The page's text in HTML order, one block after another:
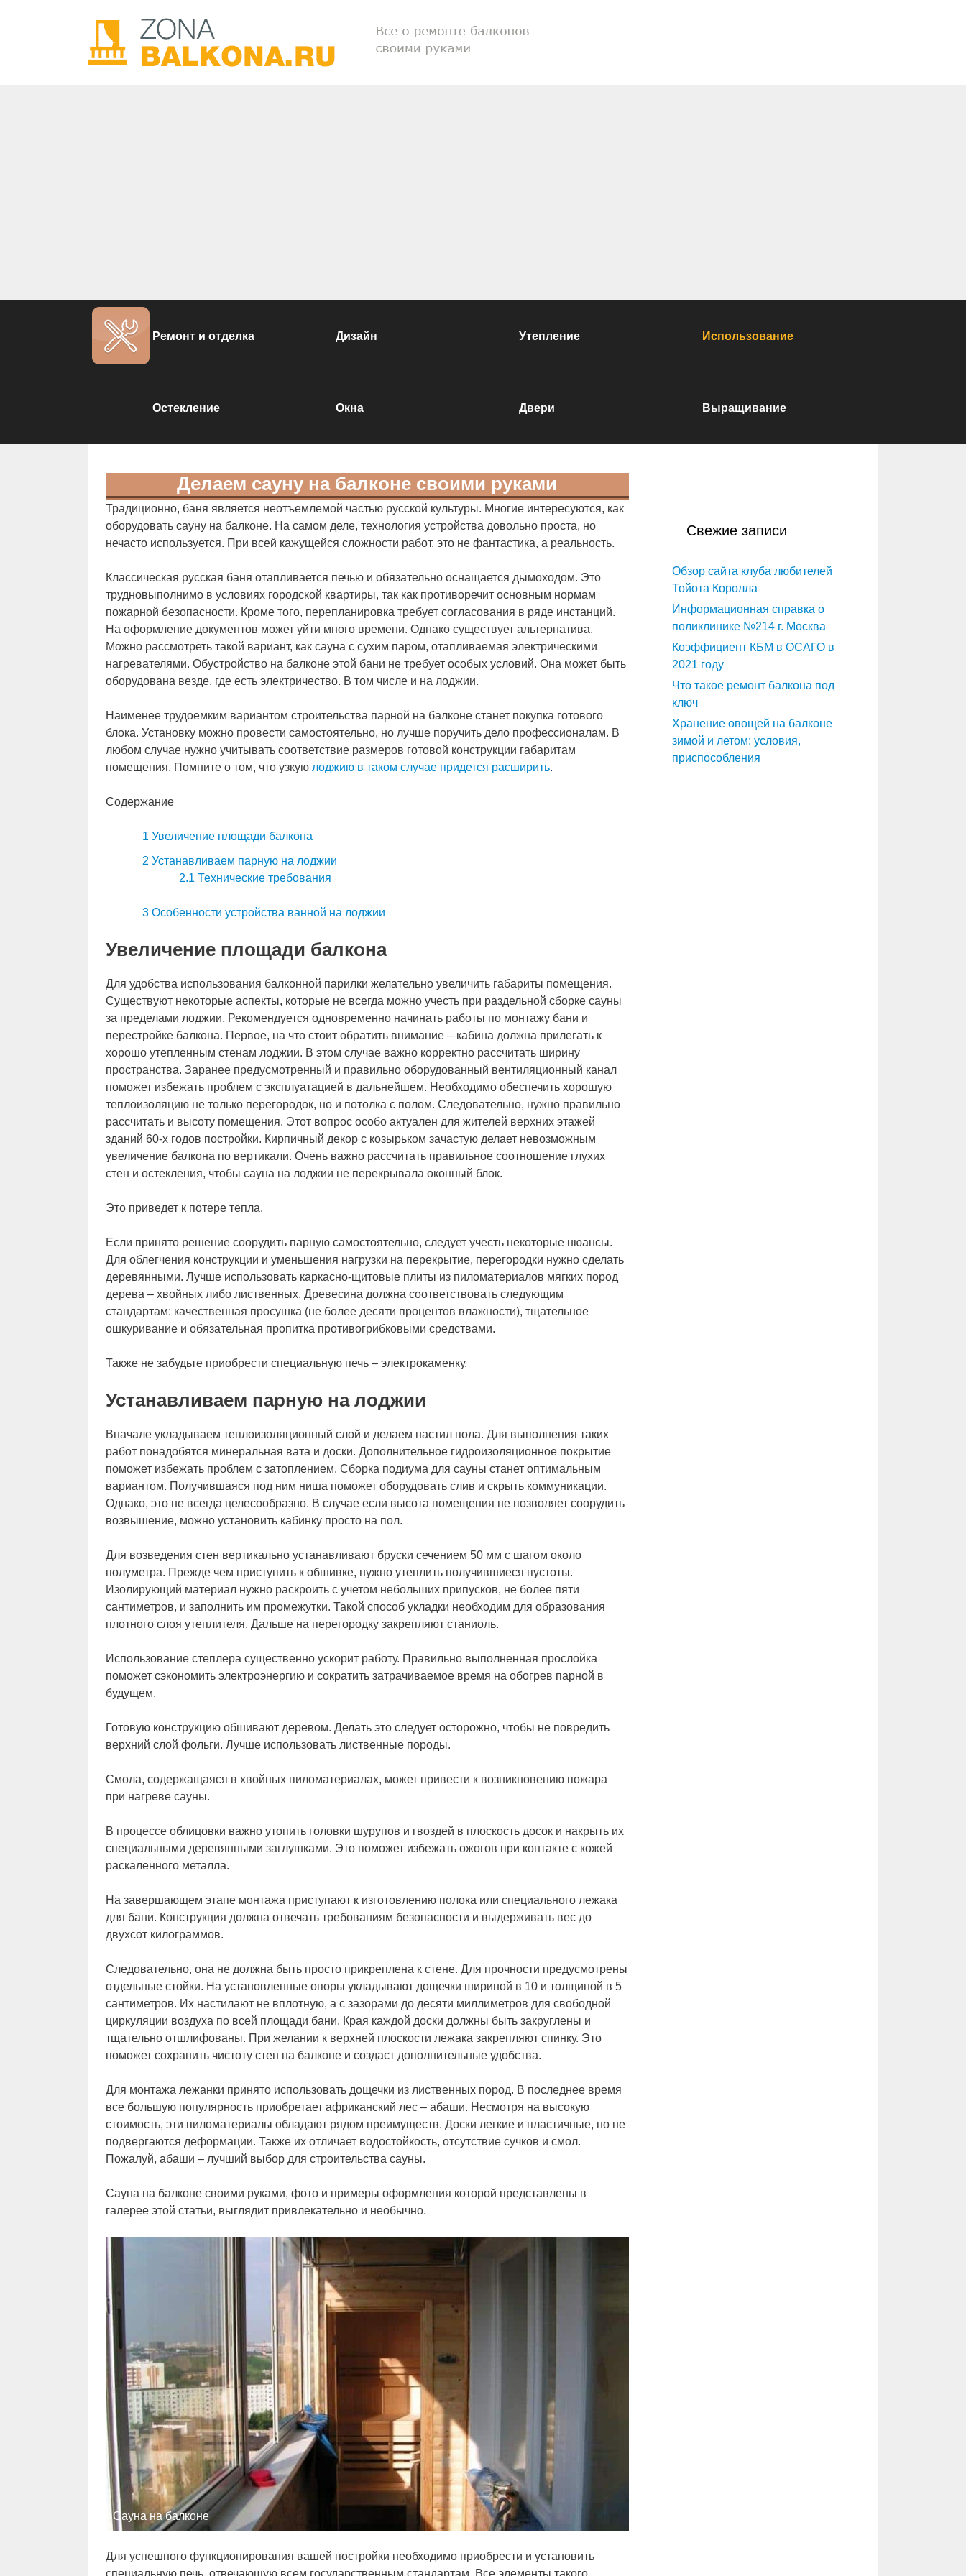
Перейти к контенту
Ремонт и отделка Дизайн Утепление Использование
Остекление Окна Двери Выращивание
Делаем сауну на балконе своими руками
Традиционно, баня является неотъемлемой частью русской культуры. Многие интересуются, как
оборудовать сауну на балконе. На самом деле, технология устройства довольно проста, но
нечасто используется. При всей кажущейся сложности работ, это не фантастика, а реальность.
Классическая русская баня отапливается печью и обязательно оснащается дымоходом. Это
трудновыполнимо в условиях городской квартиры, так как противоречит основным нормам
пожарной безопасности. Кроме того, перепланировка требует согласования в ряде инстанций.
На оформление документов может уйти много времени. Однако существует альтернатива.
Можно рассмотреть такой вариант, как сауна с сухим паром, отапливаемая электрическими
нагревателями. Обустройство на балконе этой бани не требует особых условий. Она может быть
оборудована везде, где есть электричество. В том числе и на лоджии.
Наименее трудоемким вариантом строительства парной на балконе станет покупка готового
блока. Установку можно провести самостоятельно, но лучше поручить дело профессионалам. В
любом случае нужно учитывать соответствие размеров готовой конструкции габаритам
помещения. Помните о том, что узкую лоджию в таком случае придется расширить.
Содержание
1 Увеличение площади балкона
2 Устанавливаем парную на лоджии
2.1 Технические требования
3 Особенности устройства ванной на лоджии
Увеличение площади балкона
Для удобства использования балконной парилки желательно увеличить габариты помещения.
Существуют некоторые аспекты, которые не всегда можно учесть при раздельной сборке сауны
за пределами лоджии. Рекомендуется одновременно начинать работы по монтажу бани и
перестройке балкона. Первое, на что стоит обратить внимание – кабина должна прилегать к
хорошо утепленным стенам лоджии. В этом случае важно корректно рассчитать ширину
пространства. Заранее предусмотренный и правильно оборудованный вентиляционный канал
поможет избежать проблем с эксплуатацией в дальнейшем. Необходимо обеспечить хорошую
теплоизоляцию не только перегородок, но и потолка с полом. Следовательно, нужно правильно
рассчитать и высоту помещения. Этот вопрос особо актуален для жителей верхних этажей
зданий 60-х годов постройки. Кирпичный декор с козырьком зачастую делает невозможным
увеличение балкона по вертикали. Очень важно рассчитать правильное соотношение глухих
стен и остекления, чтобы сауна на лоджии не перекрывала оконный блок.
Это приведет к потере тепла.
Если принято решение соорудить парную самостоятельно, следует учесть некоторые нюансы.
Для облегчения конструкции и уменьшения нагрузки на перекрытие, перегородки нужно сделать
деревянными. Лучше использовать каркасно-щитовые плиты из пиломатериалов мягких пород
дерева – хвойных либо лиственных. Древесина должна соответствовать следующим
стандартам: качественная просушка (не более десяти процентов влажности), тщательное
ошкуривание и обязательная пропитка противогрибковыми средствами.
Также не забудьте приобрести специальную печь – электрокаменку.
Устанавливаем парную на лоджии
Вначале укладываем теплоизоляционный слой и делаем настил пола. Для выполнения таких
работ понадобятся минеральная вата и доски. Дополнительное гидроизоляционное покрытие
поможет избежать проблем с затоплением. Сборка подиума для сауны станет оптимальным
вариантом. Получившаяся под ним ниша поможет оборудовать слив и скрыть коммуникации.
Однако, это не всегда целесообразно. В случае если высота помещения не позволяет соорудить
возвышение, можно установить кабинку просто на пол.
Для возведения стен вертикально устанавливают бруски сечением 50 мм с шагом около
полуметра. Прежде чем приступить к обшивке, нужно утеплить получившиеся пустоты.
Изолирующий материал нужно раскроить с учетом небольших припусков, не более пяти
сантиметров, и заполнить им промежутки. Такой способ укладки необходим для образования
плотного слоя утеплителя. Дальше на перегородку закрепляют станиоль.
Использование степлера существенно ускорит работу. Правильно выполненная прослойка
поможет сэкономить электроэнергию и сократить затрачиваемое время на обогрев парной в
будущем.
Готовую конструкцию обшивают деревом. Делать это следует осторожно, чтобы не повредить
верхний слой фольги. Лучше использовать лиственные породы.
Смола, содержащаяся в хвойных пиломатериалах, может привести к возникновению пожара
при нагреве сауны.
В процессе облицовки важно утопить головки шурупов и гвоздей в плоскость досок и накрыть их
специальными деревянными заглушками. Это поможет избежать ожогов при контакте с кожей
раскаленного металла.
На завершающем этапе монтажа приступают к изготовлению полока или специального лежака
для бани. Конструкция должна отвечать требованиям безопасности и выдерживать вес до
двухсот килограммов.
Следовательно, она не должна быть просто прикреплена к стене. Для прочности предусмотрены
отдельные стойки. На установленные опоры укладывают дощечки шириной в 10 и толщиной в 5
сантиметров. Их настилают не вплотную, а с зазорами до десяти миллиметров для свободной
циркуляции воздуха по всей площади бани. Края каждой доски должны быть закруглены и
тщательно отшлифованы. При желании к верхней плоскости лежака закрепляют спинку. Это
поможет сохранить чистоту стен на балконе и создаст дополнительные удобства.
Для монтажа лежанки принято использовать дощечки из лиственных пород. В последнее время
все большую популярность приобретает африканский лес – абаши. Несмотря на высокую
стоимость, эти пиломатериалы обладают рядом преимуществ. Доски легкие и пластичные, но не
подвергаются деформации. Также их отличает водостойкость, отсутствие сучков и смол.
Пожалуй, абаши – лучший выбор для строительства сауны.
Сауна на балконе своими руками, фото и примеры оформления которой представлены в
галерее этой статьи, выглядит привлекательно и необычно.
Сауна на балконе
Для успешного функционирования вашей постройки необходимо приобрести и установить
Свежие записи
Обзор сайта клуба любителей
Тойота Королла
Информационная справка о
поликлинике №214 г. Москва
Коэффициент КБМ в ОСАГО в
2021 году
Что такое ремонт балкона под
ключ
Хранение овощей на балконе
зимой и летом: условия,
приспособления